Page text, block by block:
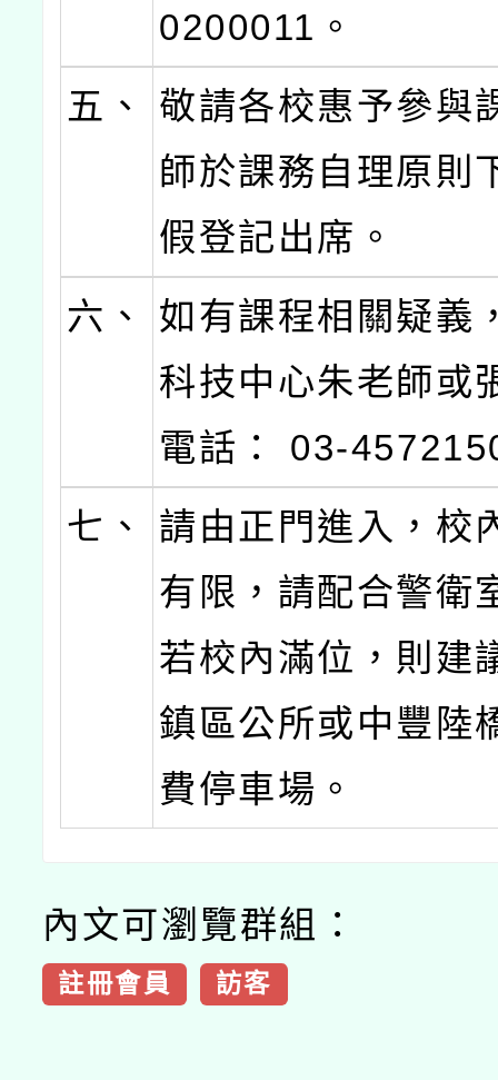
0200011。
五、
敬請各校惠予參與
師於課務自理原則
假登記出席。
六、
如有課程相關疑義
科技中心朱老師或
電話： 03-
七、
請由正門進入，校
有限，請配合警衛
若校內滿位，則建
鎮區公所或中豐陸
費停車場。
內文可瀏覽群組：
註冊會員 訪客